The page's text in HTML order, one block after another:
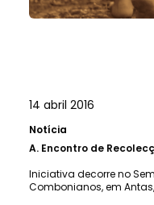
14 abril 2016
Notícia
A. Encontro de
Iniciativa decorre no
Combonianos, em